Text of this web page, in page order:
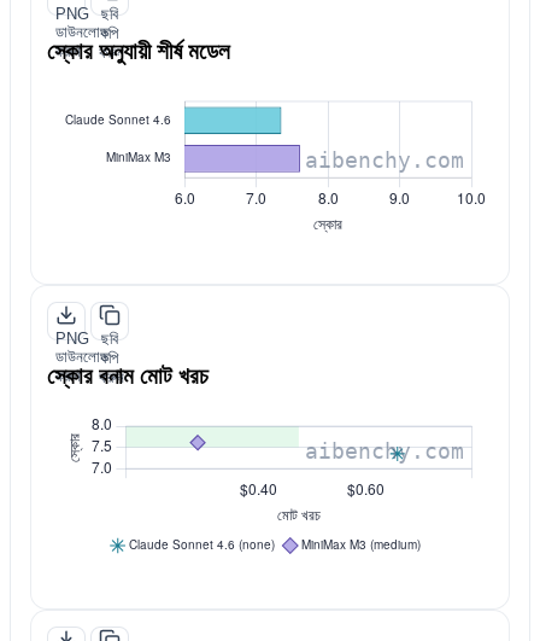
PNG
ডাউনলোড
করুন
ছবি
কপি
করুন
স্কোর অনুযায়ী শীর্ষ মডেল
PNG
ডাউনলোড
করুন
ছবি
কপি
করুন
স্কোর বনাম মোট খরচ